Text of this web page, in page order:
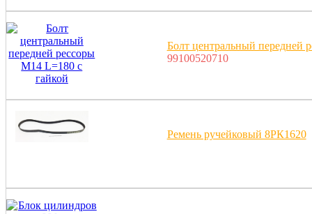
Болт центральный передней
99100520710
Ремень ручейковый 8РК1620